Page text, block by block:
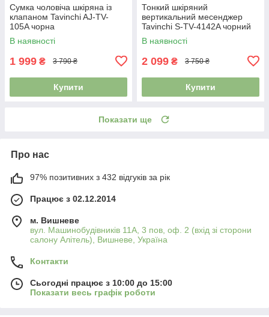
Сумка чоловіча шкіряна із
клапаном Tavinchi AJ-TV-
105A чорна
В наявності
1 999 ₴ 3 790 ₴
Купити
Тонкий шкіряний
вертикальний месенджер
Tavinchi S-TV-4142A чорний
В наявності
2 099 ₴ 3 750 ₴
Купити
Показати ще
Про нас
97% позитивних з 432 відгуків за рік
Працює з 02.12.2014
м. Вишневе
вул. Машинобудівників 11А, 3 пов, оф. 2 (вхід зі сторони
салону Алітель), Вишневе, Україна
Контакти
Сьогодні працює з 10:00 до 15:00
Показати весь графік роботи